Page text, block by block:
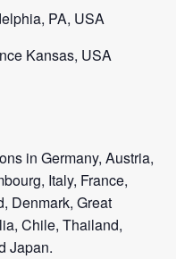
PA, USA
Kansas, USA
in Germany, Austria,
Italy, France,
Denmark, Great
Chile, Thailand,
Japan.